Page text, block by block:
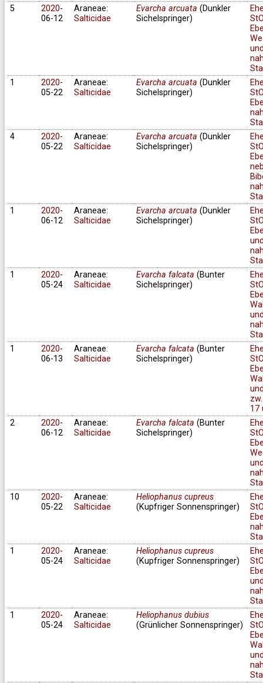
5
2020-
06-12
Araneae:
Salticidae
Evarcha arcuata (Dunkler
Sichelspringer)
1
2020-
05-22
Araneae:
Salticidae
Evarcha arcuata (Dunkler
Sichelspringer)
4
2020-
05-22
Araneae:
Salticidae
Evarcha arcuata (Dunkler
Sichelspringer)
1
2020-
06-12
Araneae:
Salticidae
Evarcha arcuata (Dunkler
Sichelspringer)
1
2020-
05-24
Araneae:
Salticidae
Evarcha falcata (Bunter
Sichelspringer)
1
2020-
06-13
Araneae:
Salticidae
Evarcha falcata (Bunter
Sichelspringer)
17
2
2020-
06-12
Araneae:
Salticidae
Evarcha falcata (Bunter
Sichelspringer)
10
2020-
05-22
Araneae:
Salticidae
Heliophanus cupreus
(Kupfriger Sonnenspringer)
1
2020-
05-24
Araneae:
Salticidae
Heliophanus cupreus
(Kupfriger Sonnenspringer)
1
2020-
05-24
Araneae:
Salticidae
Heliophanus dubius
(Grünlicher Sonnenspringer)